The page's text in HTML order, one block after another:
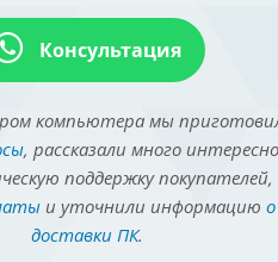
Консультация
компьютера мы
, рассказали много
поддержку покупателей,
и уточнили информацию
доставки ПК.